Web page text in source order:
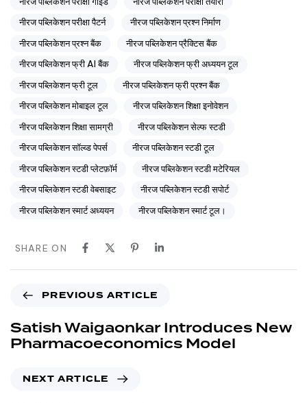
नीरज पब्लिकेशन परीक्षा पैटर्न
नीरज पब्लिकेशन प्रश्न निर्माण
नीरज पब्लिकेशन प्रश्न बैंक
नीरज पब्लिकेशन प्रैक्टिस बैंक
नीरज पब्लिकेशन फ्री AI बैंक
नीरज पब्लिकेशन फ्री अध्ययन टूल
नीरज पब्लिकेशन फ्री टूल
नीरज पब्लिकेशन फ्री प्रश्न बैंक
नीरज पब्लिकेशन मोबाइल टूल
नीरज पब्लिकेशन शिक्षा इनोवेशन
नीरज पब्लिकेशन शिक्षा सामग्री
नीरज पब्लिकेशन सेल्फ स्टडी
नीरज पब्लिकेशन सॉल्व्ड पेपर्स
नीरज पब्लिकेशन स्टडी टूल
नीरज पब्लिकेशन स्टडी प्लेटफ़ॉर्म
नीरज पब्लिकेशन स्टडी मटेरियल
नीरज पब्लिकेशन स्टडी वेबसाइट
नीरज पब्लिकेशन स्टडी सपोर्ट
नीरज पब्लिकेशन स्मार्ट अध्ययन
नीरज पब्लिकेशन स्मार्ट टूल।
SHARE ON
PREVIOUS ARTICLE
Satish Waigaonkar Introduces New
Pharmacoeconomics Model
NEXT ARTICLE